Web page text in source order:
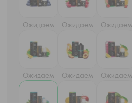
Ожидаем Ожидаем Ожидаем
Ожидаем Ожидаем Ожидаем